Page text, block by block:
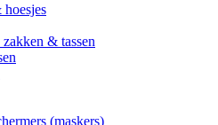
hoesjes
& tassen
(maskers)